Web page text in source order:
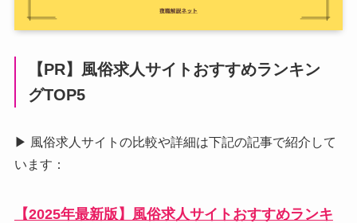
【PR】風俗求人サイトおすすめランキン
グTOP5
▶ 風俗求人サイトの比較や詳細は下記の記事で紹介して
います：
【2025年最新版】風俗求人サイトおすすめランキ